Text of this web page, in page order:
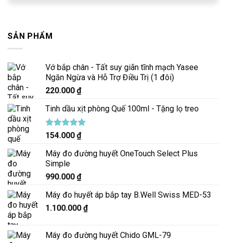
SẢN PHẨM
Vớ bắp chân - Tất suy giãn tĩnh mạch Yasee
Ngăn Ngừa và Hỗ Trợ Điều Trị (1 đôi)
220.000 ₫
Tinh dầu xịt phòng Quế 100ml - Tặng lọ treo
Được xếp
5.00
5 sao
154.000 ₫
Máy đo đường huyết OneTouch Select Plus
Simple
990.000 ₫
Máy đo huyết áp bắp tay B.Well Swiss MED-53
1.100.000 ₫
Máy đo đường huyết Chido GML-79